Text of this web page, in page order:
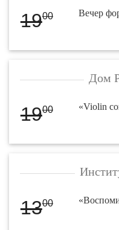
1900 Вечер
Дом
1900 «Violin
1300